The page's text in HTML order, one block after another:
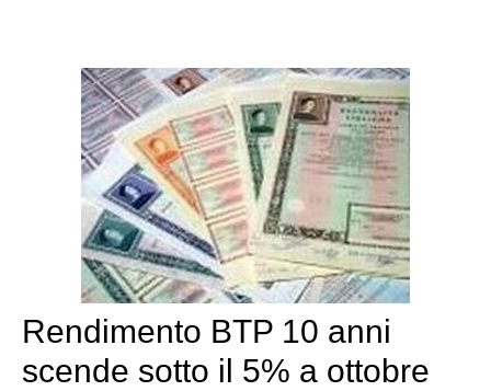
Rendimento BTP 10 anni
scende sotto il 5% a ottobre